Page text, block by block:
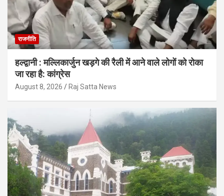
राजनीति
हल्द्वानी : मल्लिकार्जुन खड़गे की रैली में आने वाले लोगों को रोका
जा रहा है: कांग्रेस
August 8, 2026 Raj Satta News